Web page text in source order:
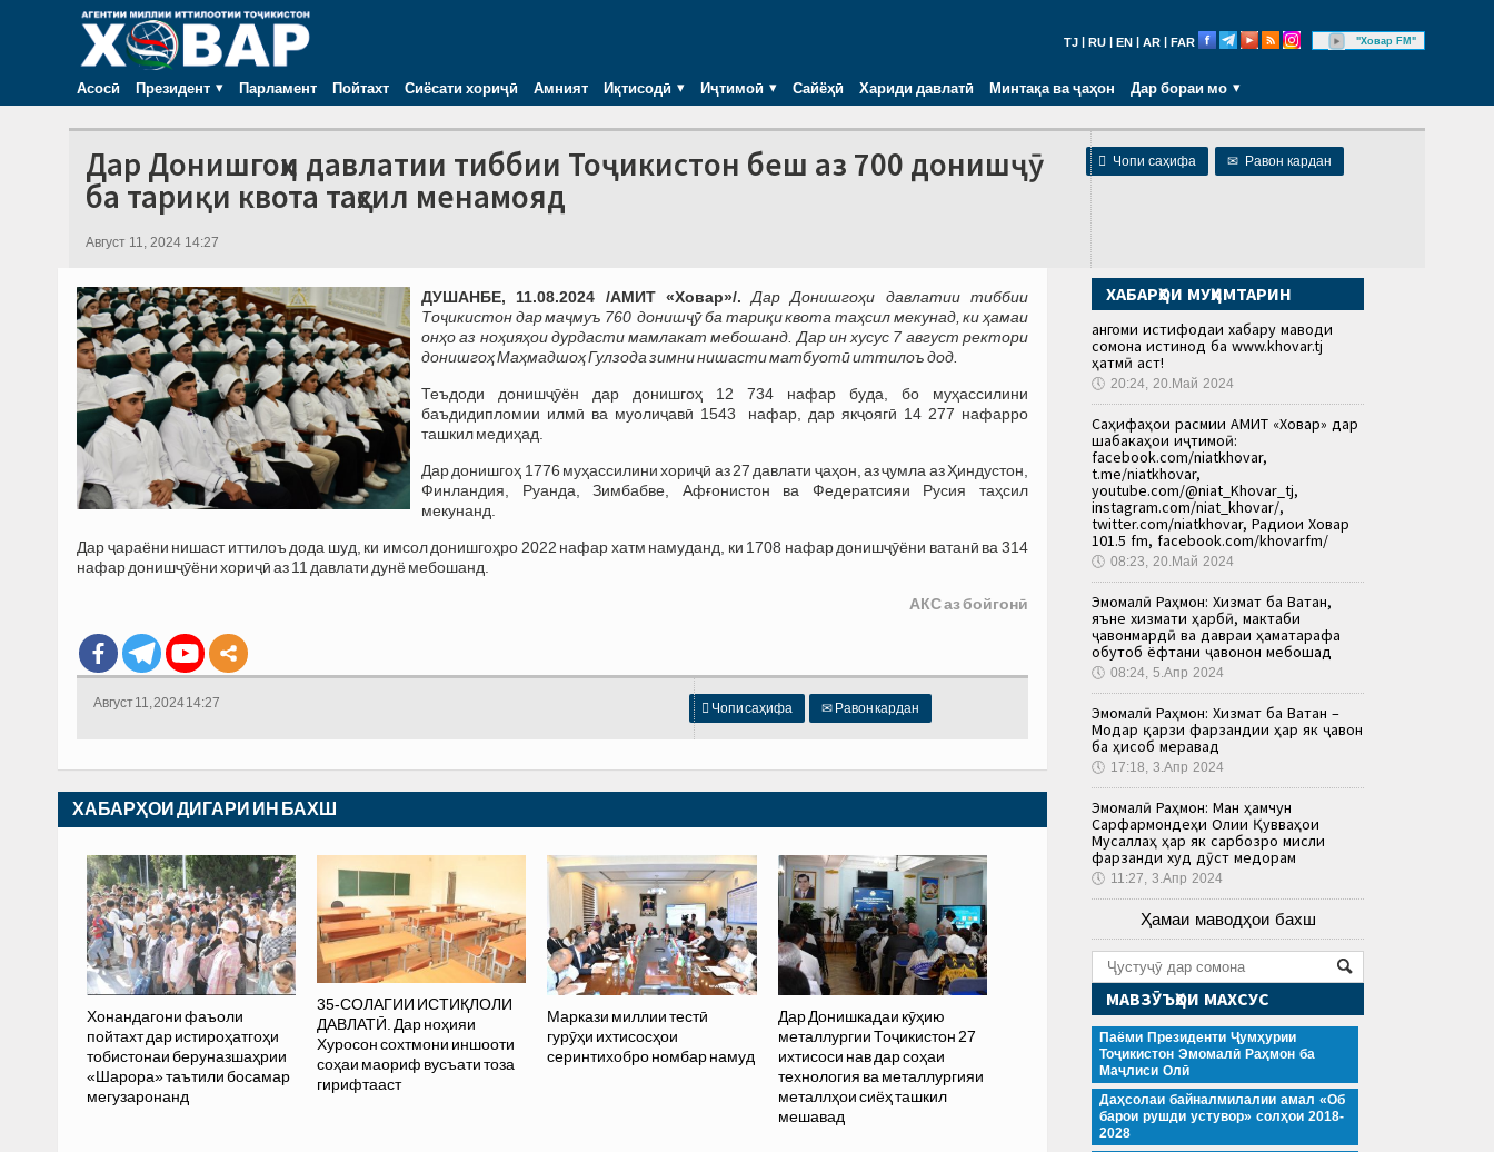
TJ RU EN AR FAR "Ховар FM"
Асосӣ Президент Парламент Пойтахт Сиёсати хориҷӣ Амният Иқтисодӣ Иҷтимоӣ Сайёҳӣ Хариди давлатӣ Минтақа ва ҷаҳон Дар бораи мо
 Чопи саҳифа ✉ Равон кардан
Дар Донишгоҳи давлатии тиббии Тоҷикистон беш аз 700 донишҷӯ
ба тариқи квота таҳсил менамояд
Август 11, 2024 14:27
ДУШАНБЕ, 11.08.2024 /АМИТ «Ховар»/.
Дар Донишгоҳи давлатии тиббии
Тоҷикистон дар маҷмуъ 760 донишҷӯ ба тариқи квота таҳсил мекунад, ки ҳамаи
онҳо аз ноҳияҳои дурдасти мамлакат мебошанд. Дар ин хусус 7 август ректори
донишгоҳ Маҳмадшоҳ Гулзода зимни нишасти матбуотӣ иттилоъ дод.
Теъдоди донишҷӯён дар донишгоҳ 12 734 нафар буда, бо муҳассилини
баъдидипломии илмӣ ва муолиҷавӣ 1543 нафар, дар якҷоягӣ 14 277 нафарро
ташкил медиҳад.
Дар донишгоҳ 1776 муҳассилини хориҷӣ аз 27 давлати ҷаҳон, аз ҷумла аз Ҳиндустон,
Финландия, Руанда, Зимбабве, Афғонистон ва Федератсияи Русия таҳсил
мекунанд.
Дар ҷараёни нишаст иттилоъ дода шуд, ки имсол донишгоҳро 2022 нафар хатм намуданд, ки 1708 нафар донишҷӯёни ватанӣ ва 314
нафар донишҷӯёни хориҷӣ аз 11 давлати дунё мебошанд.
АКС аз бойгонӣ
 Чопи саҳифа ✉ Равон кардан
Август 11, 2024 14:27
ХАБАРҲОИ ДИГАРИ ИН БАХШ
Хонандагони фаъоли
пойтахт дар истироҳатгоҳи
тобистонаи беруназшаҳрии
«Шарора» таътили босамар
мегузаронанд
35-СОЛАГИИ ИСТИҚЛОЛИ
ДАВЛАТӢ. Дар ноҳияи
Хуросон сохтмони иншооти
соҳаи маориф вусъати тоза
гирифтааст
Маркази миллии тестӣ
гурӯҳи ихтисосҳои
серинтихобро номбар намуд
Дар Донишкадаи кӯҳию
металлургии Тоҷикистон 27
ихтисоси нав дар соҳаи
технология ва металлургияи
металлҳои сиёҳ ташкил
мешавад
ХАБАРҲОИ МУҲИМТАРИН
Ҳангоми истифодаи хабару маводи
сомона истинод ба www.khovar.tj
ҳатмӣ аст!
🕔 20:24, 20.Май 2024
Саҳифаҳои расмии АМИТ «Ховар» дар
шабакаҳои иҷтимоӣ:
facebook.com/niatkhovar,
t.me/niatkhovar,
youtube.com/@niat_Khovar_tj,
instagram.com/niat_khovar/,
twitter.com/niatkhovar, Радиои Ховар
101.5 fm, facebook.com/khovarfm/
🕔 08:23, 20.Май 2024
Эмомалӣ Раҳмон: Хизмат ба Ватан,
яъне хизмати ҳарбӣ, мактаби
ҷавонмардӣ ва давраи ҳаматарафа
обутоб ёфтани ҷавонон мебошад
🕔 08:24, 5.Апр 2024
Эмомалӣ Раҳмон: Хизмат ба Ватан –
Модар қарзи фарзандии ҳар як ҷавон
ба ҳисоб меравад
🕔 17:18, 3.Апр 2024
Эмомалӣ Раҳмон: Ман ҳамчун
Сарфармондеҳи Олии Қувваҳои
Мусаллаҳ ҳар як сарбозро мисли
фарзанди худ дӯст медорам
🕔 11:27, 3.Апр 2024
Ҳамаи маводҳои бахш
МАВЗӮЪҲОИ МАХСУС
Паёми Президенти Ҷумҳурии
Тоҷикистон Эмомалӣ Раҳмон ба
Маҷлиси Олӣ
Даҳсолаи байналмилалии амал «Об
барои рушди устувор» солҳои 2018-
2028